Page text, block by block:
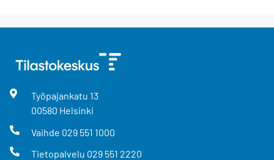
Työpajankatu 13
00580 Helsinki
Vaihde 029 551 1000
Tietopalvelu 029 551 2220